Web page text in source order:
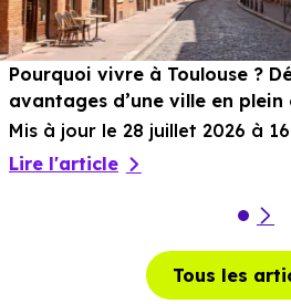
Pourquoi vivre à Toulouse ?
avantages d’une ville en plein
Mis à jour le 28 juillet 2026 à
Lire l'article
Tous les